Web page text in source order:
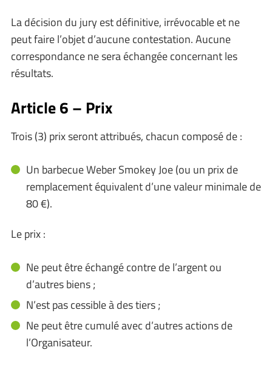
La décision du jury est définitive, irrévocable et ne
peut faire l’objet d’aucune contestation. Aucune
correspondance ne sera échangée concernant les
résultats.
Article 6 – Prix
Trois (3) prix seront attribués, chacun composé de :
Un barbecue Weber Smokey Joe (ou un prix de
remplacement équivalent d’une valeur minimale de
80 €).
Le prix :
Ne peut être échangé contre de l’argent ou
d’autres biens ;
N’est pas cessible à des tiers ;
Ne peut être cumulé avec d’autres actions de
l’Organisateur.